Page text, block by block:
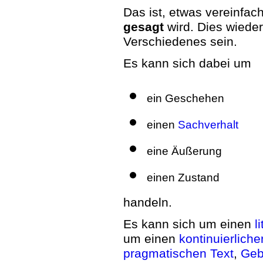
Das ist, etwas
gesagt wird. Dies
Verschiedenes sein.
Es kann sich dabei um
ein Geschehen
einen Sachverhalt
eine Äußerung
einen Zustand
handeln.
Es kann sich um einen
um einen
pragmatischen Text,